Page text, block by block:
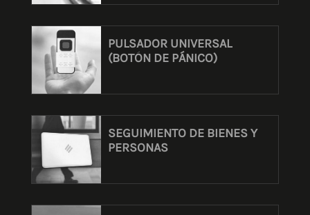
PULSADOR UNIVERSAL
(BOTÓN DE PÁNICO)
SEGUIMIENTO DE BIENES Y
PERSONAS